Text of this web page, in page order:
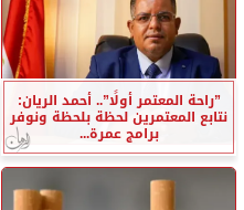
”راحة المعتمر أولًا”.. أحمد الريان:
نتابع المعتمرين لحظة بلحظة ونوفر
برامج عمرة...